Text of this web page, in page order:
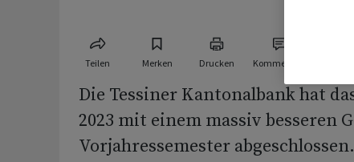
Teilen Merken Drucken Kommentare
Die Tessiner Kantonalbank hat
2023 mit einem massiv besseren
Vorjahressemester